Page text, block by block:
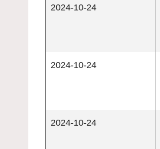
2024-10-24
2024-10-24
2024-10-24